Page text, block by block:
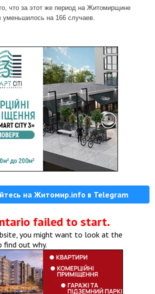
что за этот же период на Житомирщине
уменьшилось на 166 случаев.
на Житомир.info в Telegram
failed to start.
you might want to look at the
find out why.